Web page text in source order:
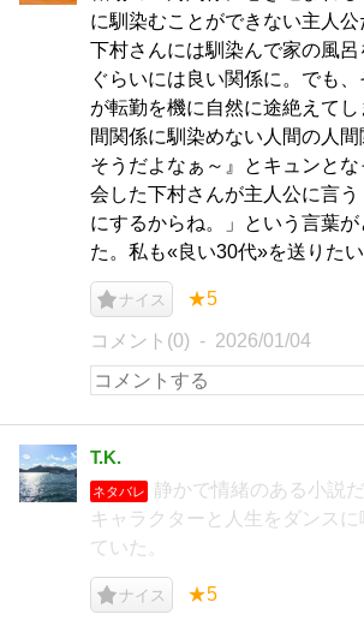
に馴染むことができない主人
下村さんには馴染んで家の風呂
ぐらいには良い関係に。でも
が転勤を機に自然に途絶えてし
間関係に馴染めない人間の人
そうだよなぁ～』とキュンと
会した下村さんが主人公に言う
にするからね。」という言葉
た。私も«良い30代»を送りたい
ナイス ★5
コメント(0) 2026/01/04
T.K.
ネタバレ
静かで情緒のある小説
キャラクターと人生をダンス
ていた。
ナイス ★5